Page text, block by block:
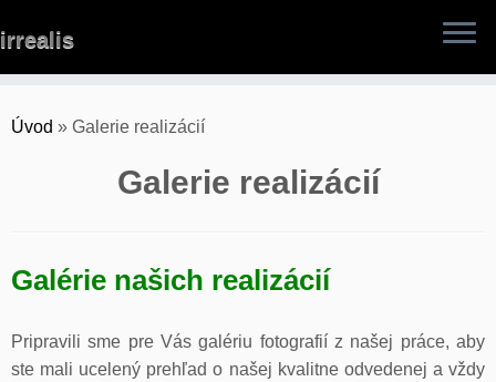
to
irrealis
Úvod » Galerie realizácií
Galerie realizácií
Galérie našich realizácií
Pripravili sme pre Vás galériu fotografií z našej práce, aby
ste mali ucelený prehľad o našej kvalitne odvedenej a vždy